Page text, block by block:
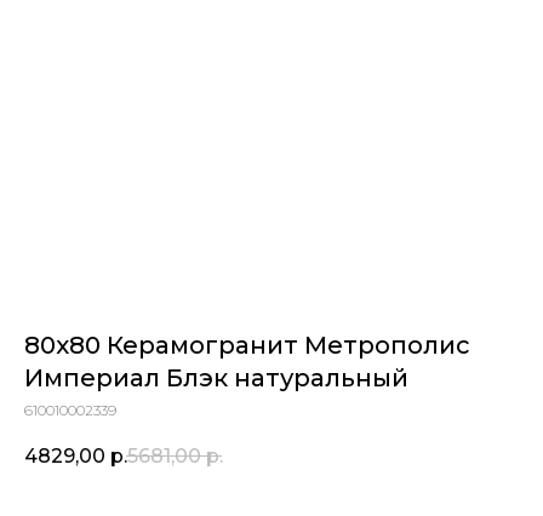
80х80 Керамогранит Метрополис
Империал Блэк натуральный
610010002339
4829,00 р.5681,00 р.